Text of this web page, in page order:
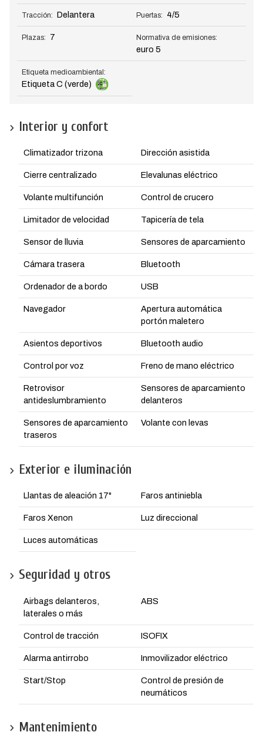
Tracción: Delantera Puertas: 4/5
Plazas: 7 Normativa de emisiones:
euro 5
Etiqueta medioambiental:
Etiqueta C (verde)
Interior y confort
Climatizador trizona Dirección asistida
Cierre centralizado Elevalunas eléctrico
Volante multifunción Control de crucero
Limitador de velocidad Tapicería de tela
Sensor de lluvia Sensores de aparcamiento
Cámara trasera Bluetooth
Ordenador de a bordo USB
Navegador
Apertura automática
portón maletero
Asientos deportivos Bluetooth audio
Control por voz Freno de mano eléctrico
Retrovisor
antideslumbramiento
Sensores de aparcamiento
delanteros
Sensores de aparcamiento
traseros
Volante con levas
Exterior e iluminación
Llantas de aleación 17" Faros antiniebla
Faros Xenon Luz direccional
Luces automáticas
Seguridad y otros
Airbags delanteros,
laterales o más
ABS
Control de tracción ISOFIX
Alarma antirrobo Inmovilizador eléctrico
Start/Stop
Control de presión de
neumáticos
Mantenimiento